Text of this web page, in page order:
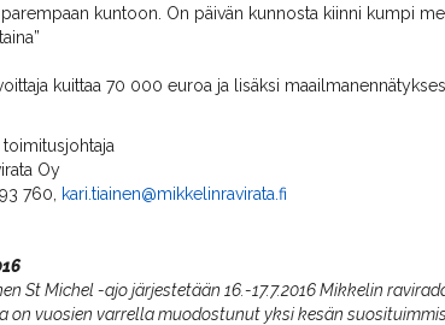
kuntoon. On päivän kunnosta kiinni kumpi
kuittaa 70 000 euroa ja lisäksi
toimitusjohtaja
Oy
760,
kari.tiainen@mikkelinravirata.fi
St Michel -ajo järjestetään 16.-17.7.2016 Mikkelin
on vuosien varrella muodostunut yksi kesän